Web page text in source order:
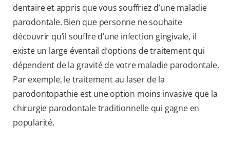
dentaire et appris que vous souffriez d’une maladie
parodontale. Bien que personne ne souhaite
découvrir qu’il souffre d’une infection gingivale, il
existe un large éventail d’options de traitement qui
dépendent de la gravité de votre maladie parodontale.
Par exemple, le traitement au laser de la
parodontopathie est une option moins invasive que la
chirurgie parodontale traditionnelle qui gagne en
popularité.